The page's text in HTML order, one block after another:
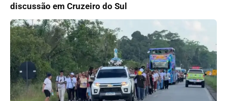
discussão em Cruzeiro do Sul